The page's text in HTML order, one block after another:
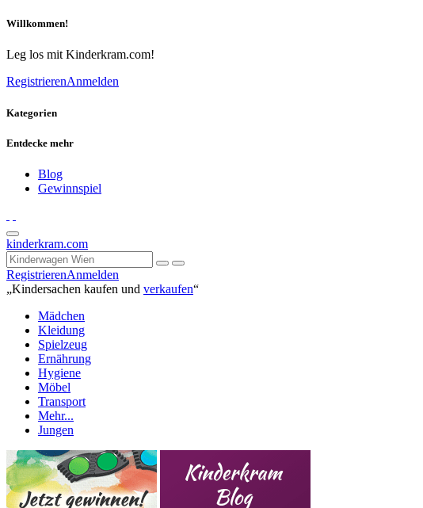
Willkommen!
Leg los mit Kinderkram.com!
RegistrierenAnmelden
Kategorien
Entdecke mehr
Blog
Gewinnspiel
kinderkram.com
RegistrierenAnmelden
„Kindersachen kaufen und verkaufen“
Mädchen
Kleidung
Spielzeug
Ernährung
Hygiene
Möbel
Transport
Mehr...
Jungen